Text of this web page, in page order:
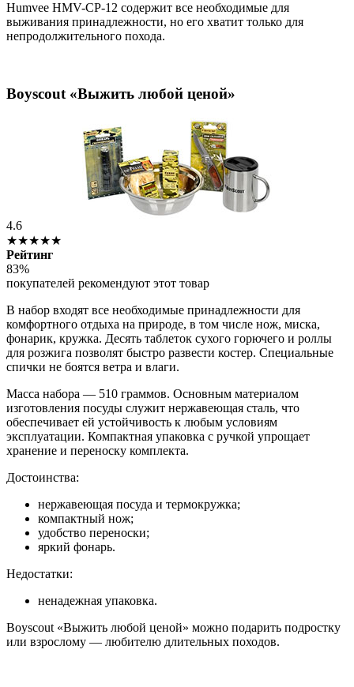
Humvee HMV-CP-12 содержит все необходимые для
выживания принадлежности, но его хватит только для
непродолжительного похода.
Boyscout «Выжить любой ценой»
4.6
★★★★★
Рейтинг
83%
покупателей рекомендуют этот товар
В набор входят все необходимые принадлежности для
комфортного отдыха на природе, в том числе нож, миска,
фонарик, кружка. Десять таблеток сухого горючего и роллы
для розжига позволят быстро развести костер. Специальные
спички не боятся ветра и влаги.
Масса набора — 510 граммов. Основным материалом
изготовления посуды служит нержавеющая сталь, что
обеспечивает ей устойчивость к любым условиям
эксплуатации. Компактная упаковка с ручкой упрощает
хранение и переноску комплекта.
Достоинства:
нержавеющая посуда и термокружка;
компактный нож;
удобство переноски;
яркий фонарь.
Недостатки:
ненадежная упаковка.
Boyscout «Выжить любой ценой» можно подарить подростку
или взрослому — любителю длительных походов.